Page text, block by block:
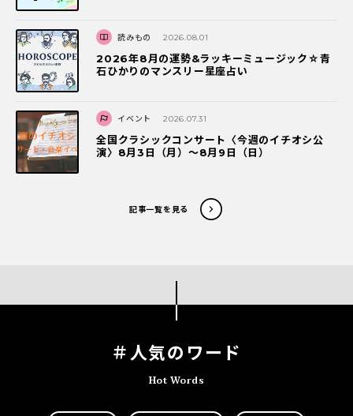
読みもの 2026.08.01
2026年8月の運勢&ラッキーミュージック☆青
石ひかりのマンスリー星座占い
イベント 2026.07.31
全国クラシックコンサート〈今週のイチオシ公
演〉8月3日（月）～8月9日（日）
記事一覧を見る
＃人気のワード
Hot Words